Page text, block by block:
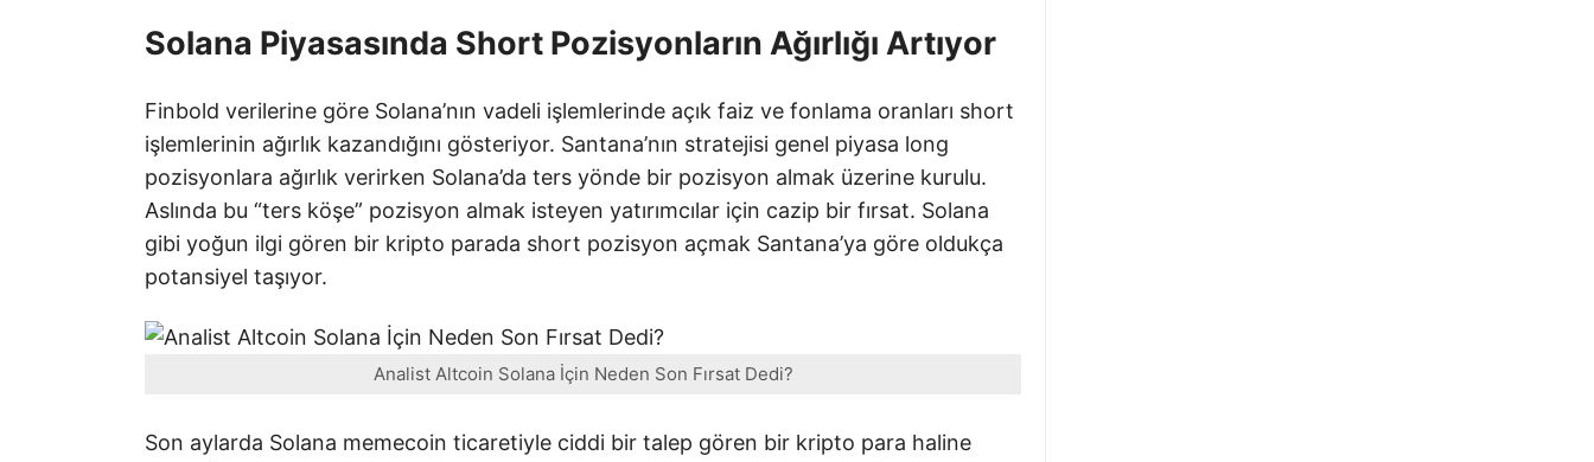
Solana Piyasasında Short Pozisyonların Ağırlığı Artıyor
Finbold verilerine göre Solana’nın vadeli işlemlerinde açık faiz ve fonlama oranları short
işlemlerinin ağırlık kazandığını gösteriyor. Santana’nın stratejisi genel piyasa long
pozisyonlara ağırlık verirken Solana’da ters yönde bir pozisyon almak üzerine kurulu.
Aslında bu “ters köşe” pozisyon almak isteyen yatırımcılar için cazip bir fırsat. Solana
gibi yoğun ilgi gören bir kripto parada short pozisyon açmak Santana’ya göre oldukça
potansiyel taşıyor.
Analist Altcoin Solana İçin Neden Son Fırsat Dedi?
Son aylarda Solana memecoin ticaretiyle ciddi bir talep gören bir kripto para haline